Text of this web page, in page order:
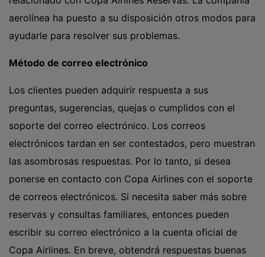
aerolínea ha puesto a su disposición otros modos para
ayudarle para resolver sus problemas.
Método de correo electrónico
Los clientes pueden adquirir respuesta a sus
preguntas, sugerencias, quejas o cumplidos con el
soporte del correo electrónico. Los correos
electrónicos tardan en ser contestados, pero muestran
las asombrosas respuestas. Por lo tanto, si desea
ponerse en contacto con Copa Airlines con el soporte
de correos electrónicos. Si necesita saber más sobre
reservas y consultas familiares, entonces pueden
escribir su correo electrónico a la cuenta oficial de
Copa Airlines. En breve, obtendrá respuestas buenas